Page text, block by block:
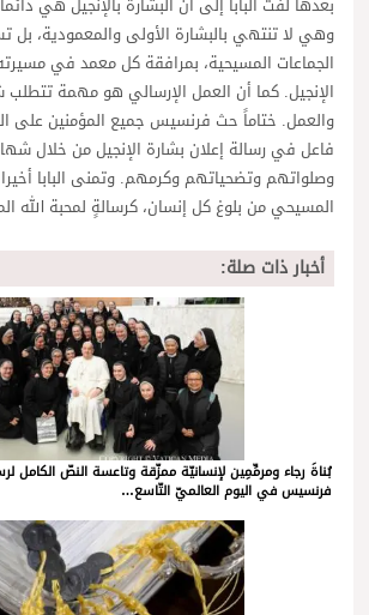
وهي لا تنتهي بالبشارة الأولى والمعمودية، بل
الجماعات المسيحية، بمرافقة كل معمد في
الإنجيل. كما أن العمل الإرسالي هو مهمة
والعمل. ختاماً حث فرنسيس جميع المؤمنين على
فاعل في رسالة إعلان بشارة الإنجيل من خلال
وصلواتهم وتضحياتهم وكرمهم. وتمنى البابا أخيرا
المسيحي من بلوغ كل إنسان، كرسالةٍ لمحبة الله
أخبار ذات صلة:
بُناةَ رجاء ومرمِّمِين لإنسانيّة ممزّقة وتاعسة النصّ الكامل
فرنسيس في اليوم العالميّ التّاسع…